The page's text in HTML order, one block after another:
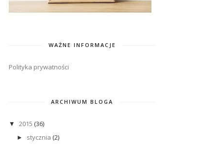
WAŻNE INFORMACJE
Polityka prywatności
ARCHIWUM BLOGA
▼2015 (36)
► stycznia (2)